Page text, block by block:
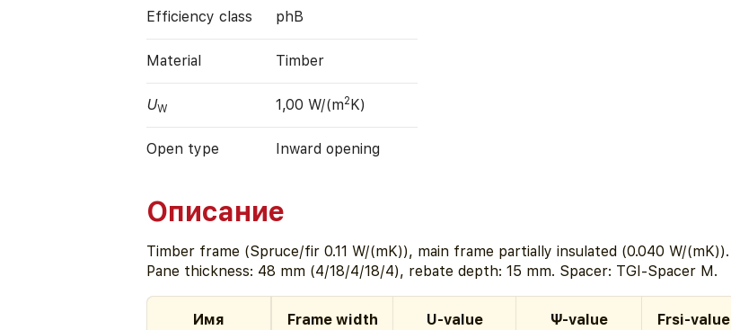
Efficiency class phB
Material Timber
UW 1,00 W/(m2K)
Open type Inward opening
Описание
Timber frame (Spruce/fir 0.11 W/(mK)), main frame partially insulated (0.040 W/(mK)).
Pane thickness: 48 mm (4/18/4/18/4), rebate depth: 15 mm. Spacer: TGI-Spacer M.
Имя Frame width U-value Ψ-value Frsi-value